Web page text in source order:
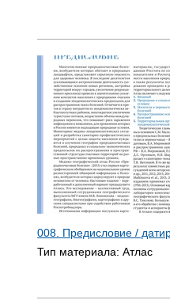
008. Предисловие /
Тип материала: Атлас